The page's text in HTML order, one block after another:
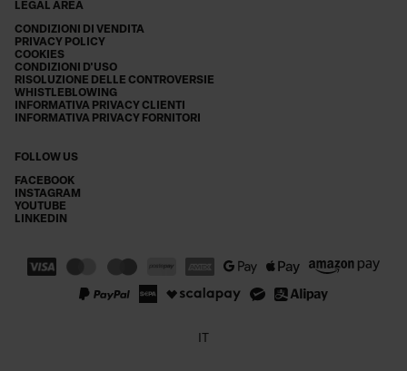
LEGAL AREA
CONDIZIONI DI VENDITA
PRIVACY POLICY
COOKIES
CONDIZIONI D'USO
RISOLUZIONE DELLE CONTROVERSIE
WHISTLEBLOWING
INFORMATIVA PRIVACY CLIENTI
INFORMATIVA PRIVACY FORNITORI
FOLLOW US
FACEBOOK
INSTAGRAM
YOUTUBE
LINKEDIN
IT